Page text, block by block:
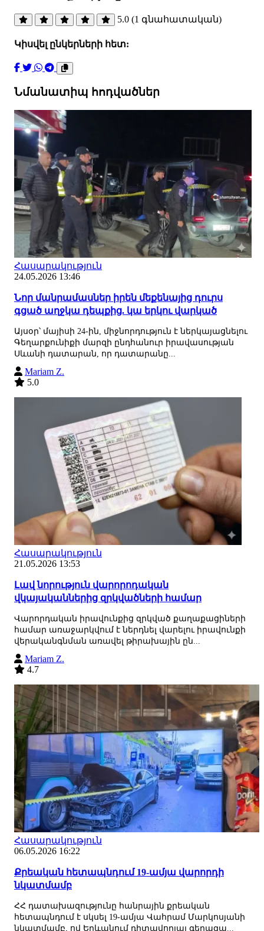
5.0 (1 գնահատական)
Կիսվել ընկերների հետ:
Նմանատիպ հոդվածներ
Հասարակություն
24.05.2026 13:46
Նոր մանրամասներ իրեն մեքենայից դուրս
գցած աղջկա դեպքից. կա երկու վարկած
Այսօր՝ մայիսի 24-ին, միջնորդություն է ներկայացնելու
Գեղարքունիքի մարզի ընդհանուր իրավասության
Սևանի դատարան, որ դատարանը...
Mariam Z.
5.0
Հասարակություն
21.05.2026 13:53
Լավ նորություն վարորոդական
վկայականներից զրկվածների համար
Վարորդական իրավունքից զրկված քաղաքացիների
համար առաջարկվում է ներդնել վարելու իրավունքի
վերականգնման առավել թիրախային ըն...
Mariam Z.
4.7
Հասարակություն
06.05.2026 16:22
Քրեական հետապնդում 19-ամյա վարորդի
նկատմամբ
ՀՀ դատախազությունը հանրային քրեական
հետապնդում է սկսել 19-ամյա Վահրամ Մարկոսյանի
նկատմամբ, ով Երևանում դիտավորյալ գերազա...